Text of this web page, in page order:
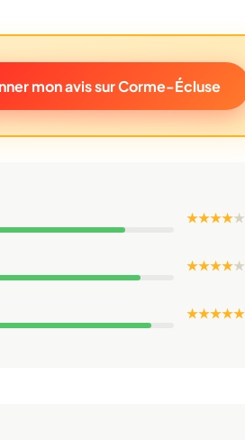
mon avis sur Corme-Écluse
★ ★ ★ ★★
★ ★ ★ ★★
★ ★ ★ ★ ★